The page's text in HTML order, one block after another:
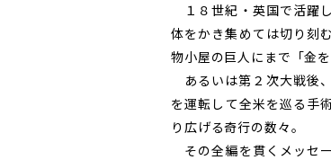
１８世紀・英国で活躍
体をかき集めては切り刻
物小屋の巨人にまで「金
あるいは第２次大戦後
を運転して全米を巡る手
り広げる奇行の数々。
その全編を貫くメッセ